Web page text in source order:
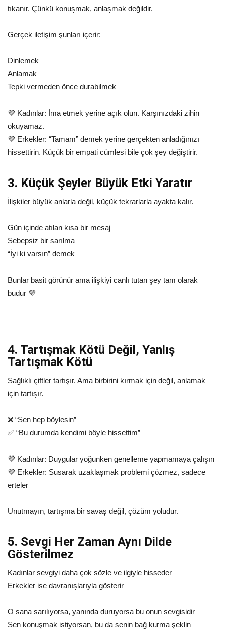
tıkanır. Çünkü konuşmak, anlaşmak değildir.
Gerçek iletişim şunları içerir:
Dinlemek
Anlamak
Tepki vermeden önce durabilmek
💜 Kadınlar: İma etmek yerine açık olun. Karşınızdaki zihin
okuyamaz.
💜 Erkekler: “Tamam” demek yerine gerçekten anladığınızı
hissettirin. Küçük bir empati cümlesi bile çok şey değiştirir.
3. Küçük Şeyler Büyük Etki Yaratır
İlişkiler büyük anlarla değil, küçük tekrarlarla ayakta kalır.
Gün içinde atılan kısa bir mesaj
Sebepsiz bir sarılma
“İyi ki varsın” demek
Bunlar basit görünür ama ilişkiyi canlı tutan şey tam olarak
budur 💜
4. Tartışmak Kötü Değil, Yanlış
Tartışmak Kötü
Sağlıklı çiftler tartışır. Ama birbirini kırmak için değil, anlamak
için tartışır.
❌ “Sen hep böylesin”
✅ “Bu durumda kendimi böyle hissettim”
💜 Kadınlar: Duygular yoğunken genelleme yapmamaya çalışın
💜 Erkekler: Susarak uzaklaşmak problemi çözmez, sadece
erteler
Unutmayın, tartışma bir savaş değil, çözüm yoludur.
5. Sevgi Her Zaman Aynı Dilde
Gösterilmez
Kadınlar sevgiyi daha çok sözle ve ilgiyle hisseder
Erkekler ise davranışlarıyla gösterir
O sana sarılıyorsa, yanında duruyorsa bu onun sevgisidir
Sen konuşmak istiyorsan, bu da senin bağ kurma şeklin